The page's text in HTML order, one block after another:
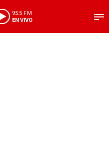
95.5 FM
EN VIVO